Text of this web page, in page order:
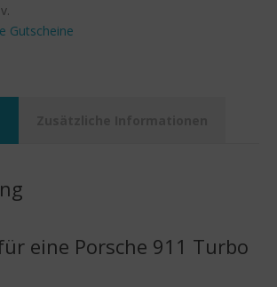
Gutscheine
eine Porsche 911 Turbo